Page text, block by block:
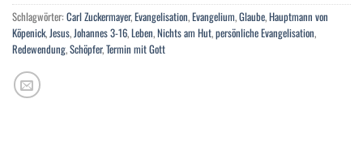
Schlagwörter: Carl Zuckermayer,Evangelisation,Evangelium,Glaube,Hauptmann von
Köpenick, Jesus, Johannes 3-16,Leben,Nichts am Hut,persönliche Evangelisation,
Redewendung,Schöpfer,Termin mit Gott